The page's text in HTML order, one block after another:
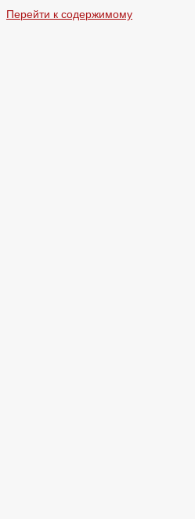
Перейти к содержимому